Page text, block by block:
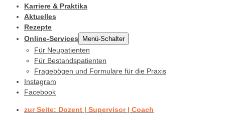
Karriere & Praktika
Aktuelles
Rezepte
Online-Services
Menü-Schalter
Für Neupatienten
Für Bestandspatienten
Fragebögen und Formulare für die Praxis
Instagram
Facebook
zur Seite: Dozent | Supervisor | Coach